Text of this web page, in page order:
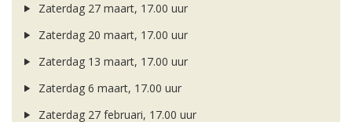
Zaterdag 27 maart, 17.00 uur
Zaterdag 20 maart, 17.00 uur
Zaterdag 13 maart, 17.00 uur
Zaterdag 6 maart, 17.00 uur
Zaterdag 27 februari, 17.00 uur